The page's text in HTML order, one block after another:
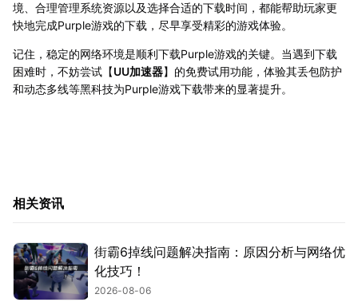
境、合理管理系统资源以及选择合适的下载时间，都能帮助玩家更
快地完成Purple游戏的下载，尽早享受精彩的游戏体验。
记住，稳定的网络环境是顺利下载Purple游戏的关键。当遇到下载
困难时，不妨尝试【UU加速器】的免费试用功能，体验其丢包防护
和动态多线等黑科技为Purple游戏下载带来的显著提升。
相关资讯
街霸6掉线问题解决指南：原因分析与网络优
化技巧！
2026-08-06